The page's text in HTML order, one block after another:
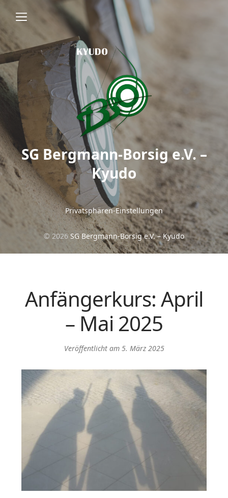
SG Bergmann-Borsig e.V. –
Kyudo
Privatsphären-Einstellungen
© 2026 SG Bergmann-Borsig e.V. – Kyudo
Anfängerkurs: April
– Mai 2025
Veröffentlicht am 5. März 2025